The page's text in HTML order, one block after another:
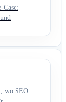
Case:
wo SEO